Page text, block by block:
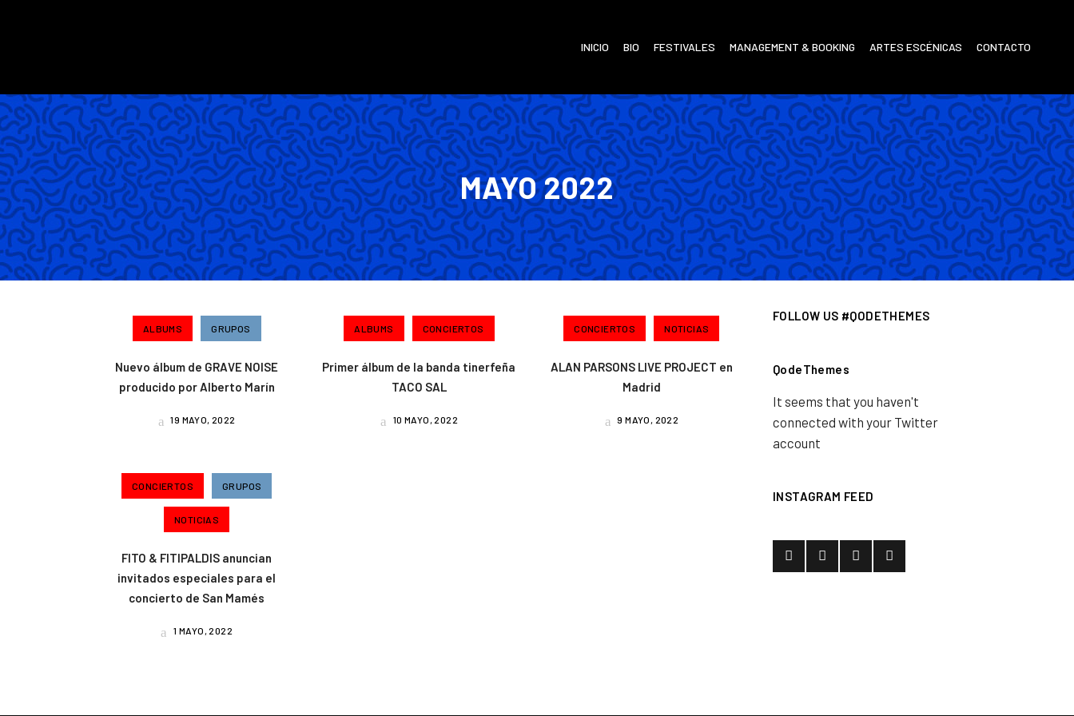
INICIO BIO FESTIVALES MANAGEMENT & BOOKING ARTES ESCÉNICAS CONTACTO
MAYO 2022
ALBUMS GRUPOS
Nuevo álbum de GRAVE NOISE
producido por Alberto Marín
19 MAYO, 2022
ALBUMS CONCIERTOS
Primer álbum de la banda tinerfeña
TACO SAL
10 MAYO, 2022
CONCIERTOS NOTICIAS
ALAN PARSONS LIVE PROJECT en
Madrid
9 MAYO, 2022
CONCIERTOS GRUPOS
NOTICIAS
FITO & FITIPALDIS anuncian
invitados especiales para el
concierto de San Mamés
1 MAYO, 2022
FOLLOW US #QODETHEMES
QodeThemes
It seems that you haven't
connected with your Twitter
account
INSTAGRAM FEED